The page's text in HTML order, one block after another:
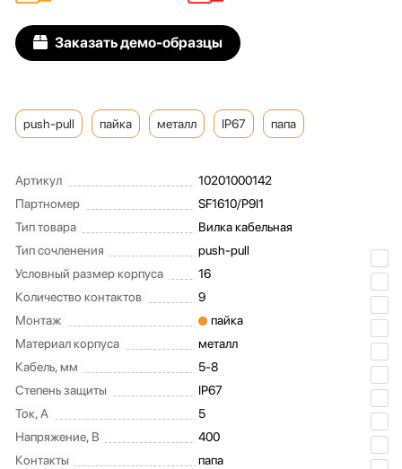
Заказать демо-образцы
push-pull пайка металл IP67 папа
Артикул
10201000142
Партномер
SF1610/P9I1
Тип товара
Вилка кабельная
Тип сочленения
push-pull
Условный размер корпуса
16
Количество контактов
9
Монтаж
пайка
Материал корпуса
металл
Кабель, мм
5-8
Степень защиты
IP67
Ток, А
5
Напряжение, В
400
Контакты
папа